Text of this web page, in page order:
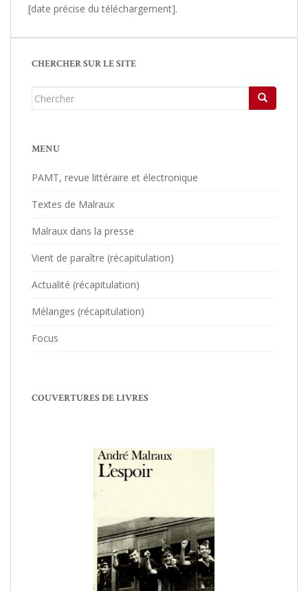
[date précise du téléchargement].
CHERCHER SUR LE SITE
Chercher...
MENU
PAMT, revue littéraire et électronique
Textes de Malraux
Malraux dans la presse
Vient de paraître (récapitulation)
Actualité (récapitulation)
Mélanges (récapitulation)
Focus
COUVERTURES DE LIVRES